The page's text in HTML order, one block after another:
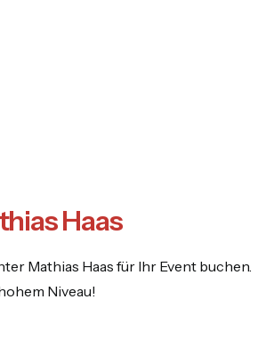
Haas
Mathias Haas für Ihr Event buchen.
Niveau!